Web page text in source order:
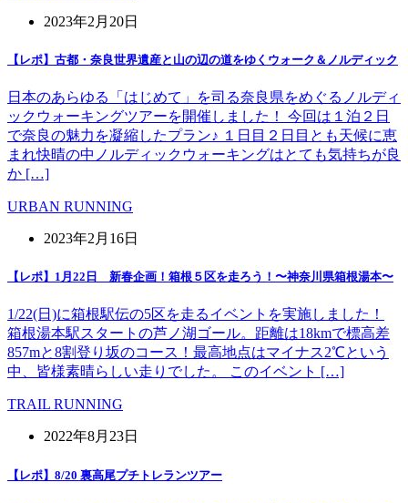
2023年2月20日
【レポ】古都・奈良世界遺産と山の辺の道をゆくウォーク＆ノルディック
日本のあらゆる「はじめて」を司る奈良県をめぐるノルディ
ックウォーキングツアーを開催しました！ 今回は１泊２日
で奈良の魅力を凝縮したプラン♪ １日目２日目とも天候に恵
まれ快晴の中ノルディックウォーキングはとても気持ちが良
か […]
URBAN RUNNING
2023年2月16日
【レポ】1月22日 新春企画！箱根５区を走ろう！〜神奈川県箱根湯本〜
1/22(日)に箱根駅伝の5区を走るイベントを実施しました！
箱根湯本駅スタートの芦ノ湖ゴール。距離は18kmで標高差
857mと8割登り坂のコース！最高地点はマイナス2℃という
中、皆様素晴らしい走りでした。 このイベント […]
TRAIL RUNNING
2022年8月23日
【レポ】8/20 裏高尾プチトレランツアー